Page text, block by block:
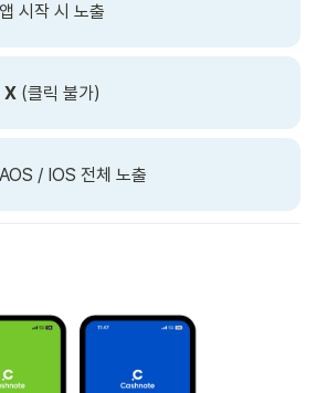
앱 시작 시 노출
X (클릭 불가)
AOS / IOS 전체 노출